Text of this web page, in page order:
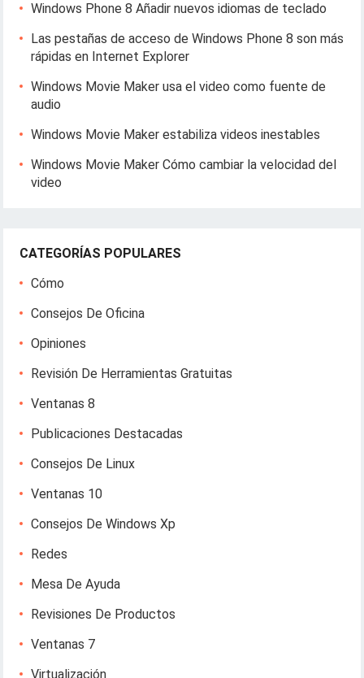
Windows Phone 8 Añadir nuevos idiomas de teclado
Las pestañas de acceso de Windows Phone 8 son más
rápidas en Internet Explorer
Windows Movie Maker usa el video como fuente de
audio
Windows Movie Maker estabiliza videos inestables
Windows Movie Maker Cómo cambiar la velocidad del
video
CATEGORÍAS POPULARES
Cómo
Consejos De Oficina
Opiniones
Revisión De Herramientas Gratuitas
Ventanas 8
Publicaciones Destacadas
Consejos De Linux
Ventanas 10
Consejos De Windows Xp
Redes
Mesa De Ayuda
Revisiones De Productos
Ventanas 7
Virtualización